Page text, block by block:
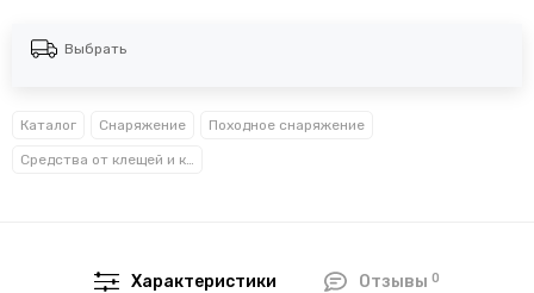
Выбрать
Каталог Снаряжение Походное снаряжение
Средства от клещей и комаров
Характеристики Отзывы 0